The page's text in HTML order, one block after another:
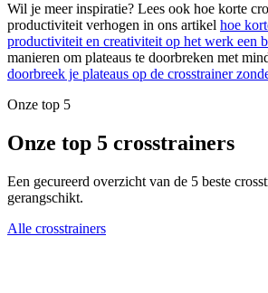
Wil je meer inspiratie? Lees ook hoe korte
productiviteit verhogen in ons artikel hoe
productiviteit en creativiteit op het werk een
manieren om plateaus te doorbreken met
doorbreek je plateaus op de crosstrainer
Onze top 5
Onze top 5 crosstrainers
Een gecureerd overzicht van de 5 beste
gerangschikt.
Alle crosstrainers